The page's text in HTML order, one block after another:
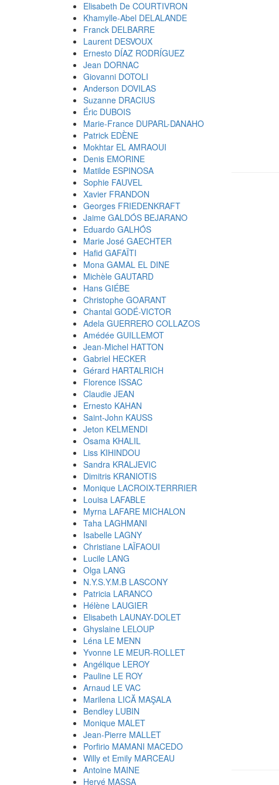
Elisabeth De COURTIVRON
Khamylle-Abel DELALANDE
Franck DELBARRE
Laurent DESVOUX
Ernesto DÍAZ RODRÍGUEZ
Jean DORNAC
Giovanni DOTOLI
Anderson DOVILAS
Suzanne DRACIUS
Éric DUBOIS
Marie-France DUPARL-DANAHO
Patrick EDÈNE
Mokhtar EL AMRAOUI
Denis EMORINE
Matilde ESPINOSA
Sophie FAUVEL
Xavier FRANDON
Georges FRIEDENKRAFT
Jaime GALDÓS BEJARANO
Eduardo GALHÓS
Marie José GAECHTER
Hafid GAFAÏTI
Mona GAMAL EL DINE
Michèle GAUTARD
Hans GIÉBE
Christophe GOARANT
Chantal GODÉ-VICTOR
Adela GUERRERO COLLAZOS
Amédée GUILLEMOT
Jean-Michel HATTON
Gabriel HECKER
Gérard HARTALRICH
Florence ISSAC
Claudie JEAN
Ernesto KAHAN
Saint-John KAUSS
Jeton KELMENDI
Osama KHALIL
Liss KIHINDOU
Sandra KRALJEVIC
Dimitris KRANIOTIS
Monique LACROIX-TERRRIER
Louisa LAFABLE
Myrna LAFARE MICHALON
Taha LAGHMANI
Isabelle LAGNY
Christiane LAÏFAOUI
Lucile LANG
Olga LANG
N.Y.S.Y.M.B LASCONY
Patricia LARANCO
Hélène LAUGIER
Elisabeth LAUNAY-DOLET
Ghyslaine LELOUP
Léna LE MENN
Yvonne LE MEUR-ROLLET
Angélique LEROY
Pauline LE ROY
Arnaud LE VAC
Marilena LICĂ MAŞALA
Bendley LUBIN
Monique MALET
Jean-Pierre MALLET
Porfirio MAMANI MACEDO
Willy et Emily MARCEAU
Antoine MAINE
Hervé MASSA